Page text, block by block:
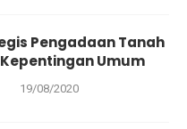
Pengadaan Tanah
Umum
19/08/2020